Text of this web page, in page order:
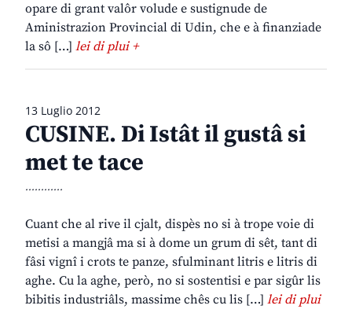
opare di grant valôr volude e sustignude de
Aministrazion Provincial di Udin, che e à finanziade
la sô […] lei di plui +
13 Luglio 2012
CUSINE. Di Istât il gustâ si
met te tace
............
Cuant che al rive il cjalt, dispès no si à trope voie di
metisi a mangjâ ma si à dome un grum di sêt, tant di
fâsi vignî i crots te panze, sfulminant litris e litris di
aghe. Cu la aghe, però, no si sostentisi e par sigûr lis
bibitis industriâls, massime chês cu lis […] lei di plui